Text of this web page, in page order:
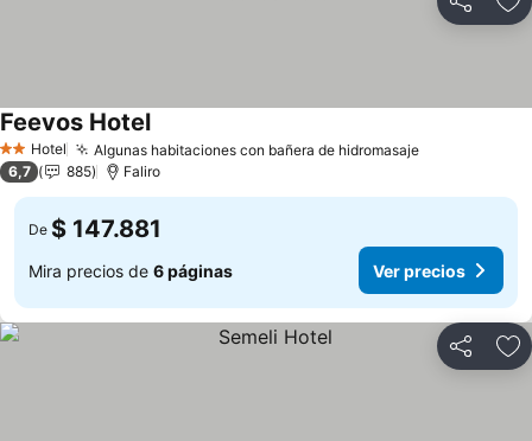
Compartir
2 Estrellas
Hotel Algunas habitaciones con bañera de hidromasaje
Feevos Hotel
6,7 885 Faliro
De $ 147.881
Mira precios de 6 páginas Ver precios
Compartir